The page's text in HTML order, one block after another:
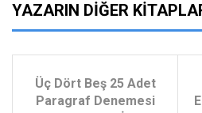
YAZARIN DIĞER
Üç Dört Beş 25 Adet
Paragraf Denemesi